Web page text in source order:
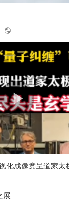
化成像竟呈道家太
展